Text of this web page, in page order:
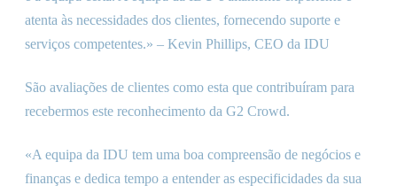
atenta às necessidades dos clientes, fornecendo suporte e
serviços competentes.» – Kevin Phillips, CEO da IDU
São avaliações de clientes como esta que contribuíram para
recebermos este reconhecimento da G2 Crowd.
«A equipa da IDU tem uma boa compreensão de negócios e
finanças e dedica tempo a entender as especificidades da sua